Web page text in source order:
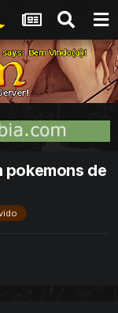
pokemons de